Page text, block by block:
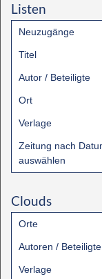
Listen
Neuzugänge
Titel
Autor / Beteiligte
Ort
Verlage
Zeitung nach
auswählen
Clouds
Orte
Autoren / Beteiligte
Verlage